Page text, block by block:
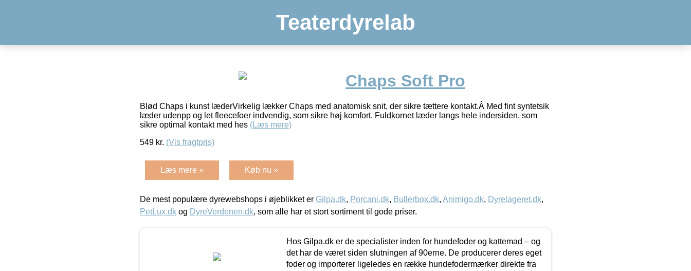
Teaterdyrelab
Chaps Soft Pro
Blød Chaps i kunst læderVirkelig lækker Chaps med anatomisk snit, der sikre tættere kontakt.Â Med fint syntetsik
læder udenpp og let fleecefoer indvendig, som sikre høj komfort. Fuldkornet læder langs hele indersiden, som
sikre optimal kontakt med hes (Læs mere)
549 kr. (Vis fragtpris)
Læs mere » Køb nu »
De mest populære dyrewebshops i øjeblikket er Gilpa.dk, Porcani.dk, Bullerbox.dk, Animigo.dk, Dyrelageret.dk,
PetLux.dk og DyreVerdenen.dk, som alle har et stort sortiment til gode priser.
Hos Gilpa.dk er de specialister inden for hundefoder og kattemad – og
det har de været siden slutningen af 90erne. De producerer deres eget
foder og importerer ligeledes en række hundefodermærker direkte fra